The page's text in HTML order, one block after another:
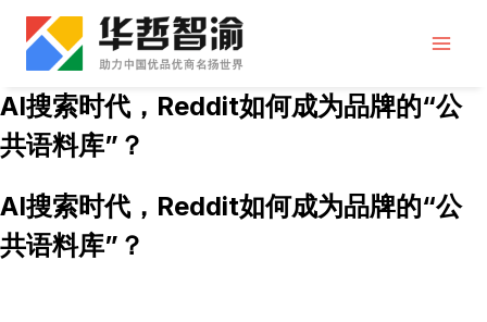
容
AI搜索时代，Reddit如何成为品牌的“公
共语料库”？
AI搜索时代，Reddit如何成为品牌的“公
共语料库”？